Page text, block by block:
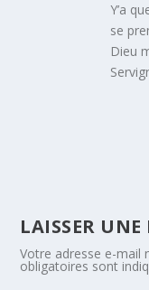
Y’a
se
Dieu
LAISSER UNE
Votre adresse e-mail
obligatoires sont